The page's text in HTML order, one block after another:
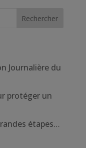
Rechercher
Journalière du
protéger un
étapes…